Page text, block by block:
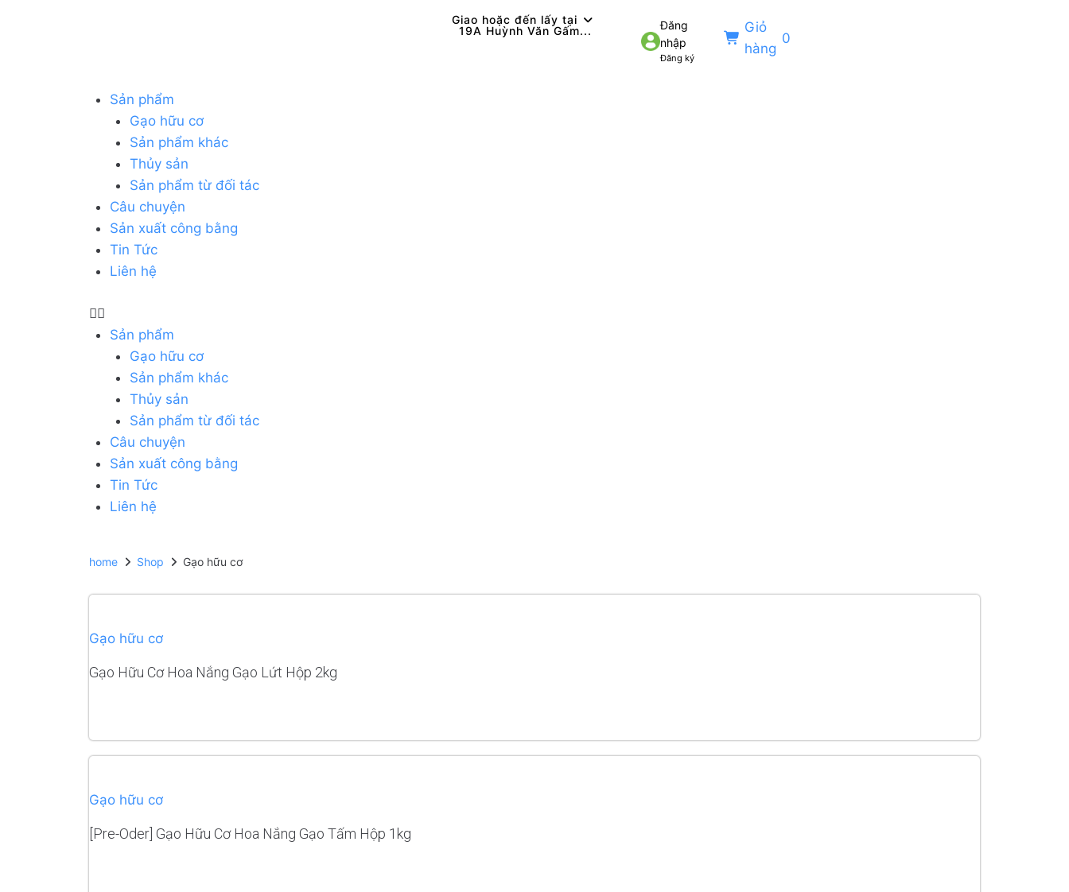
Giao hoặc đến lấy tại
19A Huỳnh Văn Gấm...
Đăng
nhập
Đăng ký
Giỏ
hàng
0
Sản phẩm
Gạo hữu cơ
Sản phẩm khác
Thủy sản
Sản phẩm từ đối tác
Câu chuyện
Sản xuất công bằng
Tin Tức
Liên hệ
Sản phẩm
Gạo hữu cơ
Sản phẩm khác
Thủy sản
Sản phẩm từ đối tác
Câu chuyện
Sản xuất công bằng
Tin Tức
Liên hệ
home Shop Gạo hữu cơ
Gạo hữu cơ
Gạo Hữu Cơ Hoa Nắng Gạo Lứt Hộp 2kg
Gạo hữu cơ
[Pre-Oder] Gạo Hữu Cơ Hoa Nắng Gạo Tấm Hộp 1kg